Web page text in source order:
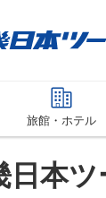
旅館・ホテル
日本